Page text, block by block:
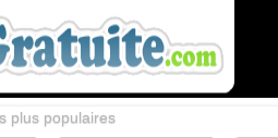
plus populaires